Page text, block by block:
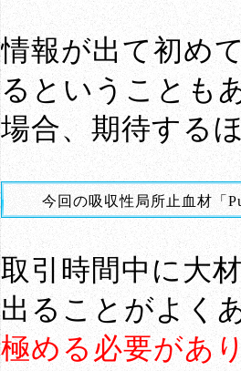
情報が出て初め
るということも
場合、期待する
今回の吸収性局所止血材「
取引時間中に大
出ることがよく
極める必要があ